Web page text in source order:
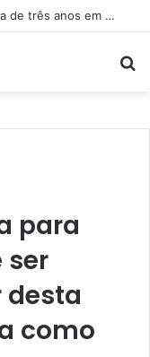
Polícia Civil investiga morte de criança de três anos em Palmas; pai é suspeito de agressão
para
ser
como